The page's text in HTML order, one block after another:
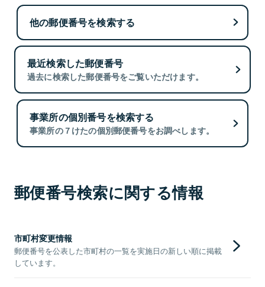
他の郵便番号を検索する
最近検索した郵便番号
過去に検索した郵便番号をご覧いただけます。
事業所の個別番号を検索する
事業所の７けたの個別郵便番号をお調べします。
郵便番号検索に関する情報
市町村変更情報
郵便番号を公表した市町村の一覧を実施日の新しい順に掲載
しています。